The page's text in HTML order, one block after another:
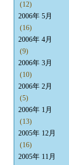
(12)
2006年 5月
(16)
2006年 4月
(9)
2006年 3月
(10)
2006年 2月
(5)
2006年 1月
(13)
2005年 12月
(16)
2005年 11月